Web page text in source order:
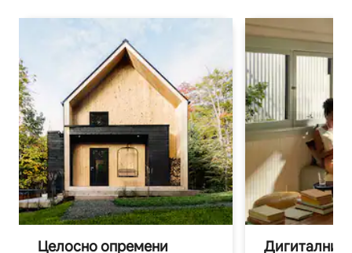
Целосно опремени Дигитални